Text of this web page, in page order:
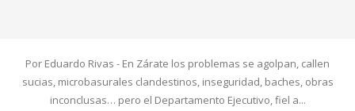
Por Eduardo Rivas - En Zárate los problemas se agolpan, callen
sucias, microbasurales clandestinos, inseguridad, baches, obras
inconclusas… pero el Departamento Ejecutivo, fiel a...